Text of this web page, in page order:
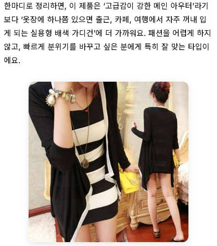
한마디로 정리하면, 이 제품은 ‘고급감이 강한 메인 아우터’라기
보다 ‘옷장에 하나쯤 있으면 출근, 카페, 여행에서 자주 꺼내 입
게 되는 실용형 배색 가디건’에 더 가까워요. 패션을 어렵게 하지
않고, 빠르게 분위기를 바꾸고 싶은 분에게 특히 잘 맞는 타입이
에요.